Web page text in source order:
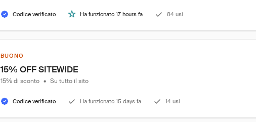
Codice verificato Ha funzionato 17 hours fa 84 usi
BUONO
15% OFF SITEWIDE
15% di sconto • Su tutto il sito
Codice verificato Ha funzionato 15 days fa 14 usi